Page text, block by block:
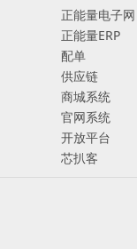
正能量电子网
正能量ERP
配单
供应链
商城系统
官网系统
开放平台
芯扒客